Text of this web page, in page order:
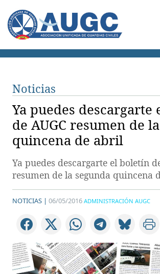
Noticias
Ya puedes descargarte
de AUGC resumen de
quincena de abril
Ya puedes descargarte el boletín
resumen de la segunda quincena
NOTICIAS | 06/05/2016 ADMINISTRACIÓN AUGC